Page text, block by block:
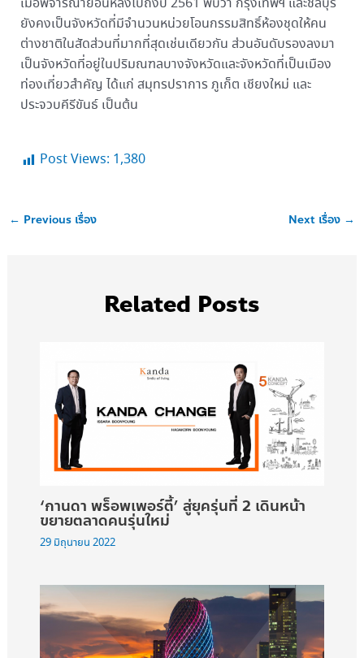
ยังคงเป็นจังหวัดที่มีจำนวนหน่วยโอนกรรมสิทธิ์ห้องชุดให้คน
ต่างชาติในสัดส่วนที่มากที่สุดเช่นเดียวกัน ส่วนอันดับรองลงมา
เป็นจังหวัดที่อยู่ในปริมณฑลบางจังหวัดและจังหวัดที่เป็นเมือง
ท่องเที่ยวสำคัญ ได้แก่ สมุทรปราการ ภูเก็ต เชียงใหม่ และ
ประจวบคีรีขันธ์ เป็นต้น
Post Views: 1,380
← Previous เรื่อง Next เรื่อง →
Related Posts
‘กานดา พร็อพเพอร์ตี้’ สู่ยุครุ่นที่ 2 เดินหน้า
ขยายตลาดคนรุ่นใหม่
29 มิถุนายน 2022